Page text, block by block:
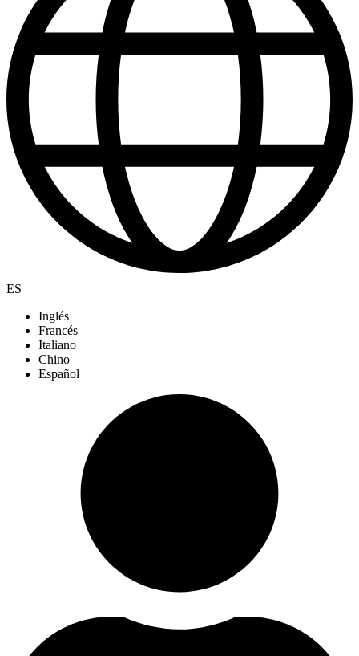
ES
Inglés
Francés
Italiano
Chino
Español